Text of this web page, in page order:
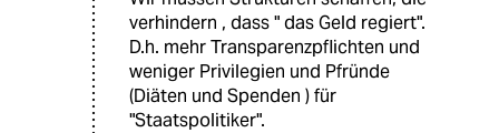
verhindern , dass " das Geld regiert".
D.h. mehr Transparenzpflichten und
weniger Privilegien und Pfründe
(Diäten und Spenden ) für
"Staatspolitiker".